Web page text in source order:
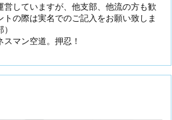
営していますが、他支部、他流の方も歓
の際は実名でのご記入をお願い致しま
マン空道。押忍！